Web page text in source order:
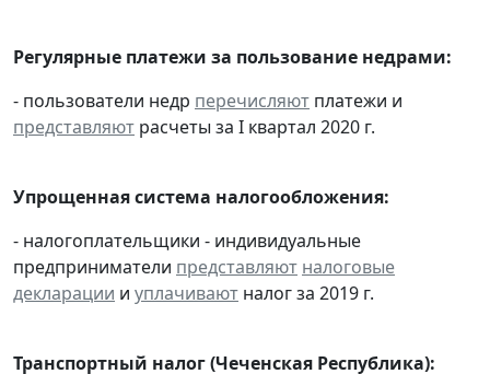
Регулярные платежи за пользование недрами:
- пользователи недр перечисляют платежи и
представляют расчеты за I квартал 2020 г.
Упрощенная система налогообложения:
- налогоплательщики - индивидуальные
предприниматели представляют налоговые
декларации и уплачивают налог за 2019 г.
Транспортный налог (Чеченская Республика):